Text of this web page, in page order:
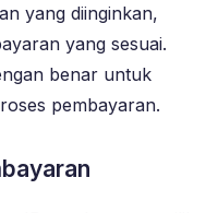
yang diinginkan,
yang sesuai.
benar untuk
pembayaran.